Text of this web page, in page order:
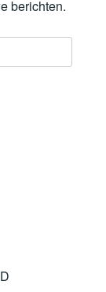
berichten.